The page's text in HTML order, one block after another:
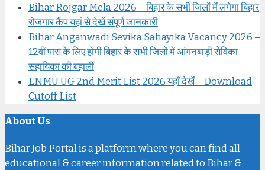
Bihar Rojgar Mela 2026 – बिहार के सभी जिलों में लगेगा बिहार
रोजगार कैंप यहां से देखें संपूर्ण जानकारी
Bihar Anganwadi Sevika Sahayika Vacancy 2026 –
12वीं पास के लिए होगी बिहार के सभी जिलों में आंगनबाड़ी सेविका
सहायिका की बहाली
LNMU UG 2nd Merit List 2026 यहाँ देखें – Download
Cutoff List
About Us
Bihar Job Portal is a platform where you can find all
educational & career information related to Bihar &